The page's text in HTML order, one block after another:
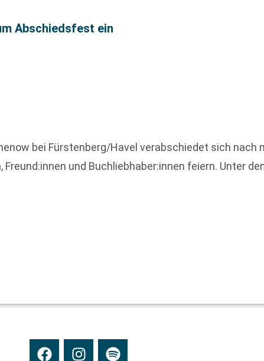
Abschiedsfest ein
bei Fürstenberg/Havel verabschiedet sich nach
und Buchliebhaber:innen feiern. Unter